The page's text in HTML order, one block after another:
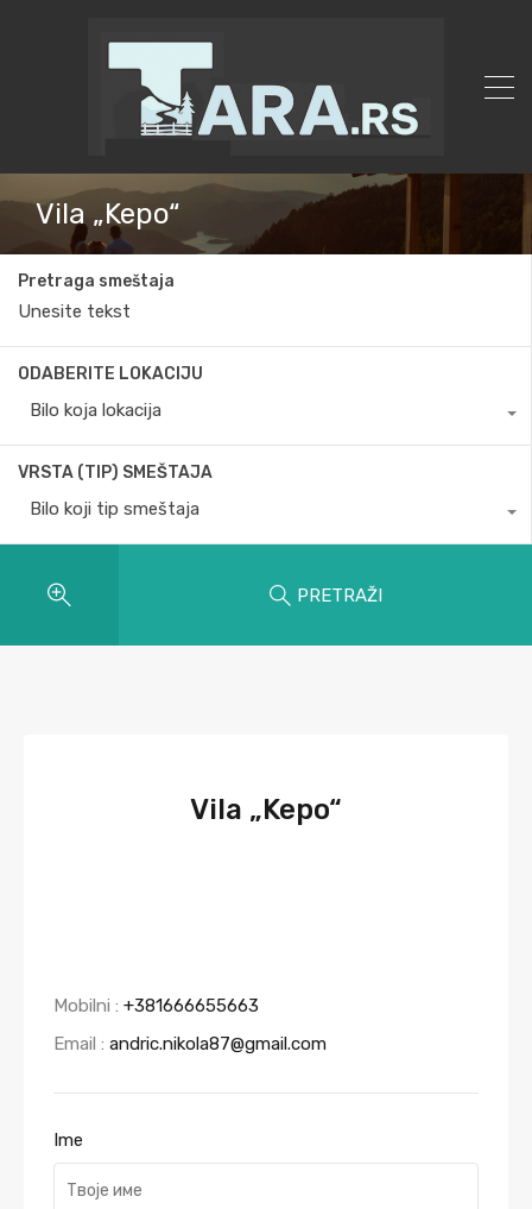
Vila „Kepo“
Pretraga smeštaja
ODABERITE LOKACIJU
Bilo koja lokacija
VRSTA (TIP) SMEŠTAJA
Bilo koji tip smeštaja
PRETRAŽI
Vila „Kepo“
Mobilni : +381666655663
Email : andric.nikola87@gmail.com
Ime